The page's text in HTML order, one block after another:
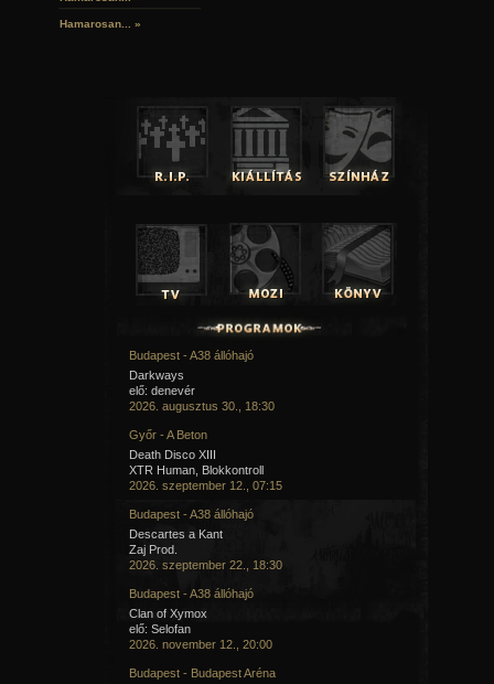
Hamarosan... »
Budapest - A38 állóhajó
Darkways
elő: denevér
2026. augusztus 30., 18:30
Győr - A Beton
Death Disco XIII
XTR Human, Blokkontroll
2026. szeptember 12., 07:15
Budapest - A38 állóhajó
Descartes a Kant
Zaj Prod.
2026. szeptember 22., 18:30
Budapest - A38 állóhajó
Clan of Xymox
elő: Selofan
2026. november 12., 20:00
Budapest - Budapest Aréna